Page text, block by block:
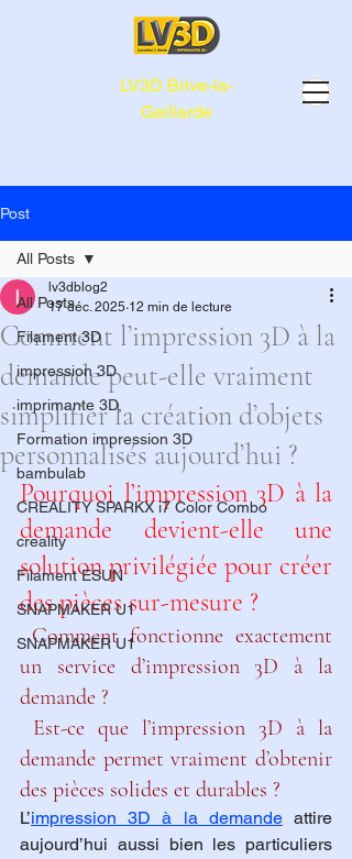
LV3D Brive-la-
Gaillarde
Post
All Posts
Filament 3D
impression 3D
imprimante 3D,
Formation impression 3D
bambulab
CREALITY SPARKX i7 Color Combo
creality
Filament ESUN
SNAPMAKER U1
SNAPMAKER U1
All Posts
Comment l’impression 3D à la
demande peut-elle vraiment
simplifier la création d’objets
personnalisés aujourd’hui ?
lv3dblog2
17 déc. 2025 12 min de lecture
Pourquoi l’impression 3D à la
demande devient-elle une
solution privilégiée pour créer
des pièces sur-mesure ?
Comment fonctionne exactement
un service d’impression 3D à la
demande ?
demande permet vraiment d’obtenir
des pièces solides et durables ?
L’impression 3D à la demande attire
aujourd’hui aussi bien les particuliers